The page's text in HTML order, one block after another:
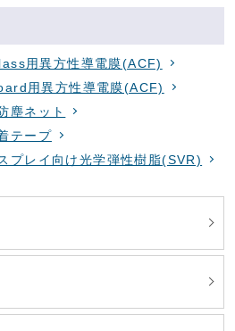
用異方性導電膜(ACF)
用異方性導電膜(ACF)
塵ネット
テープ
プレイ向け光学弾性樹脂(SVR)